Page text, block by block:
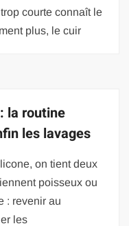
courte connaît le
plus, le cuir
la routine
les lavages
on tient deux
poisseux ou
: revenir au
les